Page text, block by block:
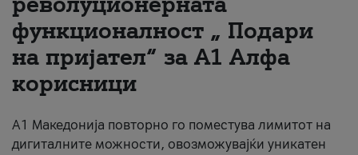
За нас
#ПодобарОнлајн
функционалност „ Подари
на пријател“ за А1 Алфа
корисници
А1 Македонија повторно го поместува лимитот на
дигиталните можности, овозможувајќи уникатен